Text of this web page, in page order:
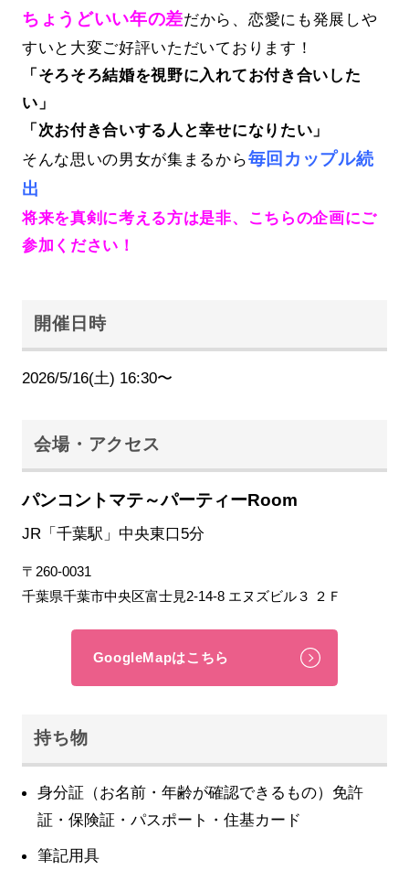
ちょうどいい年の差だから、恋愛にも発展しや
すいと大変ご好評いただいております！
「そろそろ結婚を視野に入れてお付き合いした
い」
「次お付き合いする人と幸せになりたい」
そんな思いの男女が集まるから毎回カップル続
出
将来を真剣に考える方は是非、こちらの企画にご
参加ください！
開催日時
2026/5/16(土) 16:30〜
会場・アクセス
パンコントマテ～パーティーRoom
JR「千葉駅」中央東口5分
〒260-0031
千葉県千葉市中央区富士見2-14-8 エヌズビル３ ２Ｆ
GoogleMapはこちら
持ち物
身分証（お名前・年齢が確認できるもの）免許
証・保険証・パスポート・住基カード
筆記用具